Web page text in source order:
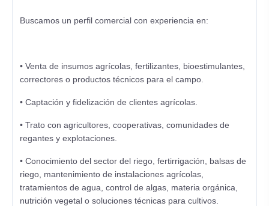
Buscamos un perfil comercial con experiencia en:
• Venta de insumos agrícolas, fertilizantes, bioestimulantes,
correctores o productos técnicos para el campo.
• Captación y fidelización de clientes agrícolas.
• Trato con agricultores, cooperativas, comunidades de
regantes y explotaciones.
• Conocimiento del sector del riego, fertirrigación, balsas de
riego, mantenimiento de instalaciones agrícolas,
tratamientos de agua, control de algas, materia orgánica,
nutrición vegetal o soluciones técnicas para cultivos.